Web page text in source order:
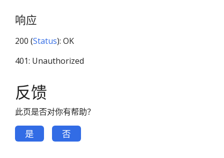
响应
200 (Status): OK
401: Unauthorized
反馈
此页是否对你有帮助？
是 否